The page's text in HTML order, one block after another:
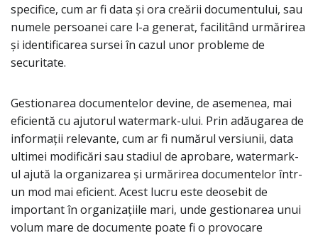
specifice, cum ar fi data și ora creării documentului, sau
numele persoanei care l-a generat, facilitând urmărirea
și identificarea sursei în cazul unor probleme de
securitate.
Gestionarea documentelor devine, de asemenea, mai
eficientă cu ajutorul watermark-ului. Prin adăugarea de
informații relevante, cum ar fi numărul versiunii, data
ultimei modificări sau stadiul de aprobare, watermark-
ul ajută la organizarea și urmărirea documentelor într-
un mod mai eficient. Acest lucru este deosebit de
important în organizațiile mari, unde gestionarea unui
volum mare de documente poate fi o provocare